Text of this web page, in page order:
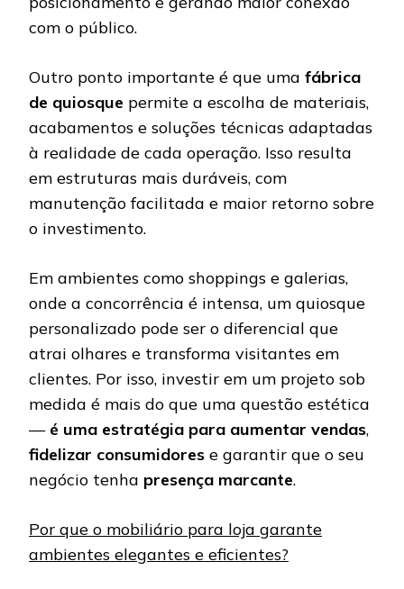
com o público.
Outro ponto importante é que uma fábrica
de quiosque permite a escolha de materiais,
acabamentos e soluções técnicas adaptadas
à realidade de cada operação. Isso resulta
em estruturas mais duráveis, com
manutenção facilitada e maior retorno sobre
o investimento.
Em ambientes como shoppings e galerias,
onde a concorrência é intensa, um quiosque
personalizado pode ser o diferencial que
atrai olhares e transforma visitantes em
clientes. Por isso, investir em um projeto sob
medida é mais do que uma questão estética
— é uma estratégia para aumentar vendas,
fidelizar consumidores e garantir que o seu
negócio tenha presença marcante.
Por que o mobiliário para loja garante
ambientes elegantes e eficientes?